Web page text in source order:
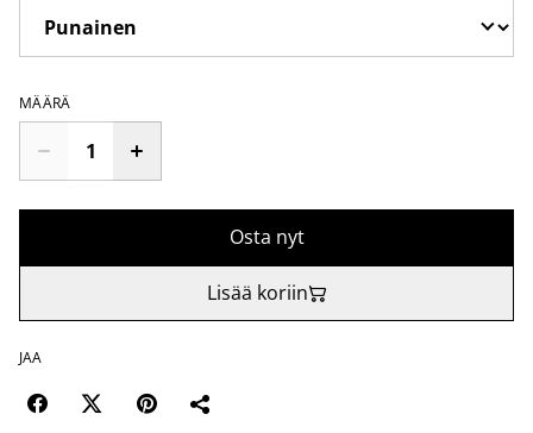
MÄÄRÄ
Osta nyt
Lisää koriin
JAA